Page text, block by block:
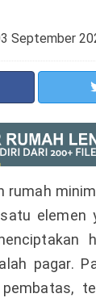
September
rumah
elemen
pagar.